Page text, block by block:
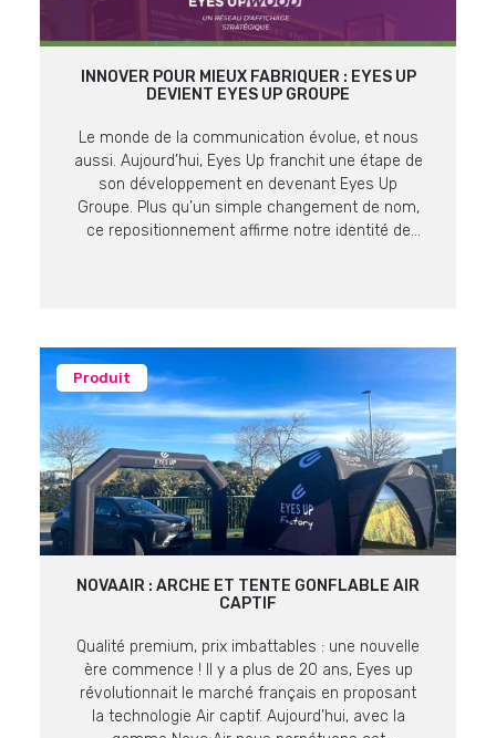
INNOVER POUR MIEUX FABRIQUER : EYES UP
DEVIENT EYES UP GROUPE
Le monde de la communication évolue, et nous
aussi. Aujourd’hui, Eyes Up franchit une étape de
son développement en devenant Eyes Up
Groupe. Plus qu’un simple changement de nom,
ce repositionnement affirme notre identité de
Produit
NOVAAIR : ARCHE ET TENTE GONFLABLE AIR
CAPTIF
Qualité premium, prix imbattables : une nouvelle
ère commence ! Il y a plus de 20 ans, Eyes up
révolutionnait le marché français en proposant
la technologie Air captif. Aujourd’hui, avec la